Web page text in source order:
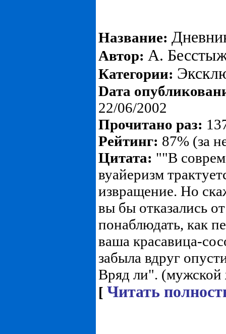
Название:
Автор: А.
Категории:
Dата
22/06/2002
Прочитано раз:
Рейтинг: 87% (за
Цитата: ""В
вуайеризм
извращение. Но
вы бы отказались
понаблюдать, как
ваша красавица-
забыла вдруг
Вряд ли". (мужской
[ Читать